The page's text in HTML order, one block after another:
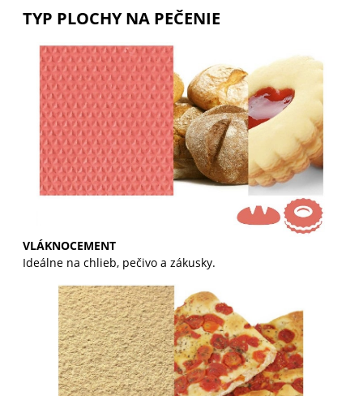
TYP PLOCHY NA PEČENIE
VLÁKNOCEMENT
Ideálne na chlieb, pečivo a zákusky.